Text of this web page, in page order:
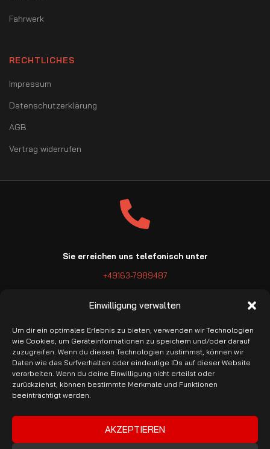
Einwilligung verwalten
Um dir ein optimales Erlebnis zu bieten, verwenden wir Technologien
wie Cookies, um Geräteinformationen zu speichern und/oder darauf
zuzugreifen. Wenn du diesen Technologien zustimmst, können wir
Daten wie das Surfverhalten oder eindeutige IDs auf dieser Website
verarbeiten. Wenn du deine Einwilligung nicht erteilst oder
zurückziehst, können bestimmte Merkmale und Funktionen
beeinträchtigt werden.
AKZEPTIEREN
Fahrwerk
RECHTLICHES
Impressum
Datenschutzerklärung
AGB
Vertrag widerrufen
Sie erreichen uns telefonisch unter
+49163-7989487
E-Mail: info@pro-garage.com
Banküberweisung & PayPal